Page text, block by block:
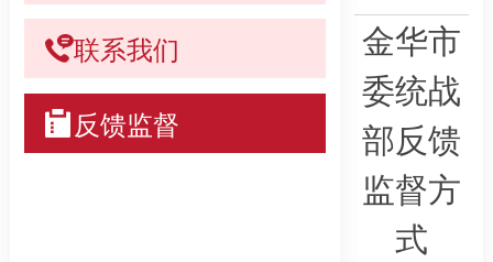
联系我们
反馈监督
金华市
委统战
部反馈
监督方
式